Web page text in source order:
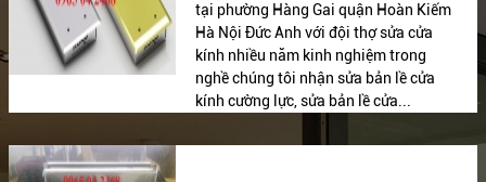
tại phường Hàng Gai quận Hoàn Kiếm
Hà Nội Đức Anh với đội thợ sửa cửa
kính nhiều năm kinh nghiệm trong
nghề chúng tôi nhận sửa bản lề cửa
kính cường lực, sửa bản lề cửa...